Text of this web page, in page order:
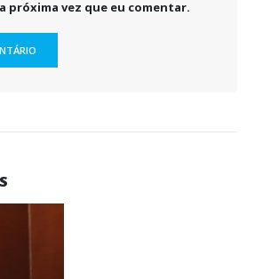
próxima vez que eu comentar.